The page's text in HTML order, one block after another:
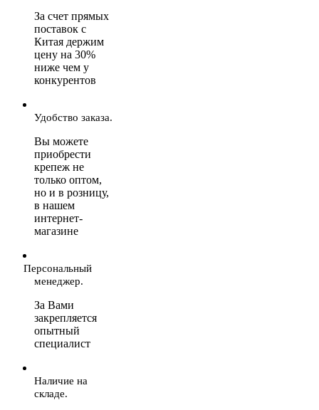
За счет прямых
поставок с
Китая держим
цену на 30%
ниже чем у
конкурентов
Удобство заказа.
Вы можете
приобрести
крепеж не
только оптом,
но и в розницу,
в нашем
интернет-
магазине
Персональный
менеджер.
За Вами
закрепляется
опытный
специалист
Наличие на
складе.